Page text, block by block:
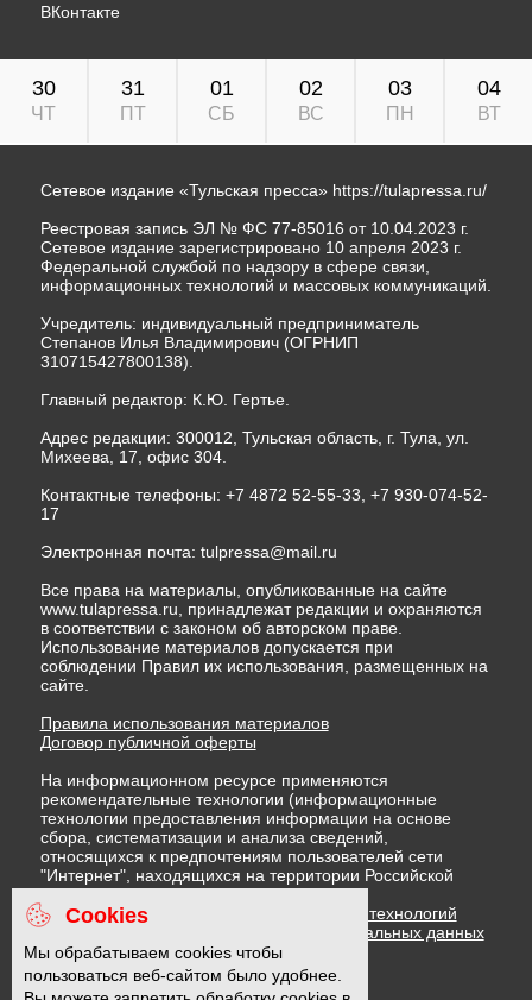
ВКонтакте
30
ЧТ
31
ПТ
01
СБ
02
ВС
03
ПН
04
ВТ
Сетевое издание «Тульская пресса» https://tulapressa.ru/
Реестровая запись ЭЛ № ФС 77-85016 от 10.04.2023 г.
Сетевое издание зарегистрировано 10 апреля 2023 г.
Федеральной службой по надзору в сфере связи,
информационных технологий и массовых коммуникаций.
Учредитель: индивидуальный предприниматель
Степанов Илья Владимирович (ОГРНИП
310715427800138).
Главный редактор: К.Ю. Гертье.
Адрес редакции: 300012, Тульская область, г. Тула, ул.
Михеева, 17, офис 304.
Контактные телефоны: +7 4872 52-55-33, +7 930-074-52-
17
Электронная почта: tulpressa@mail.ru
Все права на материалы, опубликованные на сайте
www.tulapressa.ru, принадлежат редакции и охраняются
в соответствии с законом об авторском праве.
Использование материалов допускается при
соблюдении Правил их использования, размещенных на
сайте.
Правила использования материалов
Договор публичной оферты
На информационном ресурсе применяются
рекомендательные технологии (информационные
технологии предоставления информации на основе
сбора, систематизации и анализа сведений,
относящихся к предпочтениям пользователей сети
"Интернет", находящихся на территории Российской
Федерации)
Правила применения рекомендательных технологий
Политика в отношении обработки персональных данных
Политика обработки файлов cookie
Cookies
Мы обрабатываем cookies чтобы
пользоваться веб-сайтом было удобнее.